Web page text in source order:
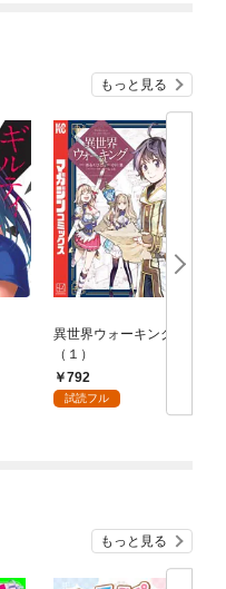
もっと見る
異世界ウォーキング
（１）
792
試読フル
もっと見る